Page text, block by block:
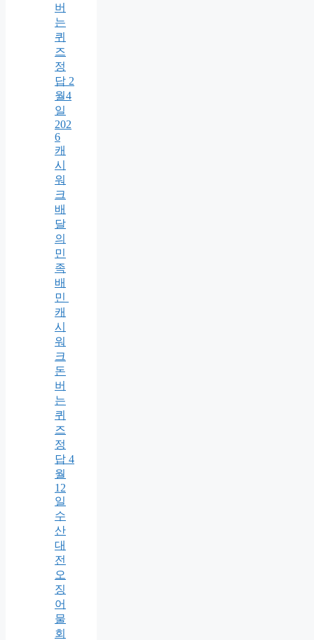
버
는
퀴
즈
정
답 2
월4
일
202
6
캐
시
워
크
배
달
의
민
족
배
민
캐
시
워
크
돈
버
는
퀴
즈
정
답 4
월
12
일
수
산
대
전
오
징
어
물
회